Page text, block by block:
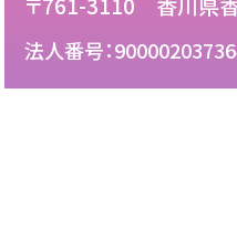
法人番号：